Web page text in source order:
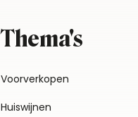
Thema's
Voorverkopen
Huiswijnen